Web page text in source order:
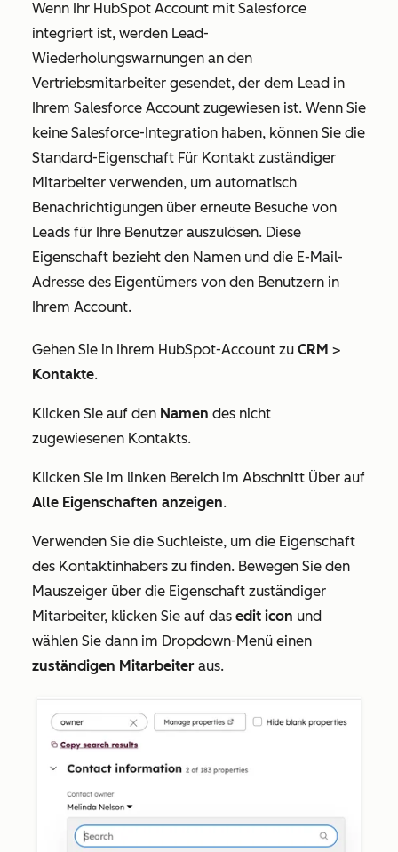
Wenn Ihr HubSpot Account mit Salesforce
integriert ist, werden Lead-
Wiederholungswarnungen an den
Vertriebsmitarbeiter gesendet, der dem Lead in
Ihrem Salesforce Account zugewiesen ist. Wenn Sie
keine Salesforce-Integration haben, können Sie die
Standard-Eigenschaft Für Kontakt zuständiger
Mitarbeiter verwenden, um automatisch
Benachrichtigungen über erneute Besuche von
Leads für Ihre Benutzer auszulösen. Diese
Eigenschaft bezieht den Namen und die E-Mail-
Adresse des Eigentümers von den Benutzern in
Ihrem Account.
Gehen Sie in Ihrem HubSpot-Account zu CRM >
Kontakte.
Klicken Sie auf den Namen des nicht
zugewiesenen Kontakts.
Klicken Sie im linken Bereich im Abschnitt Über auf
Alle Eigenschaften anzeigen.
Verwenden Sie die Suchleiste, um die Eigenschaft
des Kontaktinhabers zu finden. Bewegen Sie den
Mauszeiger über die Eigenschaft zuständiger
Mitarbeiter, klicken Sie auf das edit icon und
wählen Sie dann im Dropdown-Menü einen
zuständigen Mitarbeiter aus.